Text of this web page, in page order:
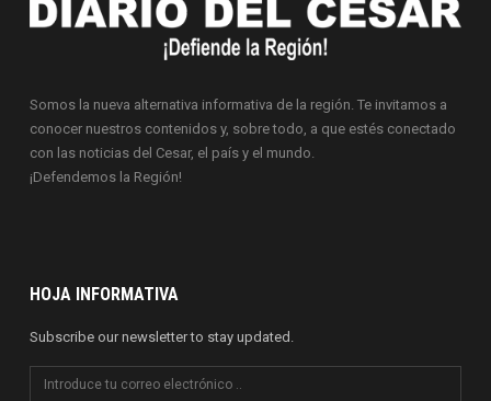
Somos la nueva alternativa informativa de la región. Te invitamos a
conocer nuestros contenidos y, sobre todo, a que estés conectado
con las noticias del Cesar, el país y el mundo.
¡Defendemos la Región!
HOJA INFORMATIVA
Subscribe our newsletter to stay updated.